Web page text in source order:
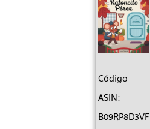
Código
ASIN:
B09RP8D3VF